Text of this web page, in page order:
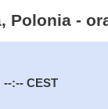
Polonia -
--:-- CEST